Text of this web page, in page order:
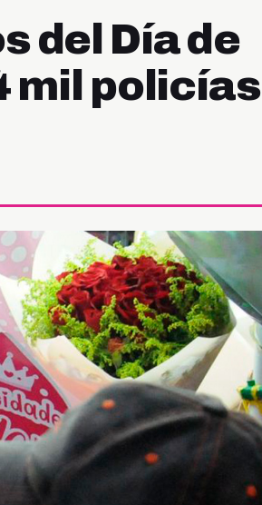
del Día de
mil policías